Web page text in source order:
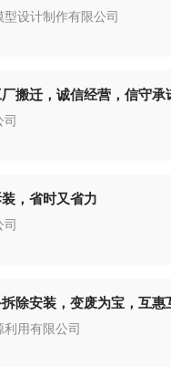
设计制作有限公司
搬迁，诚信经营，信守承
，省时又省力
除安装，变废为宝，互惠
用有限公司